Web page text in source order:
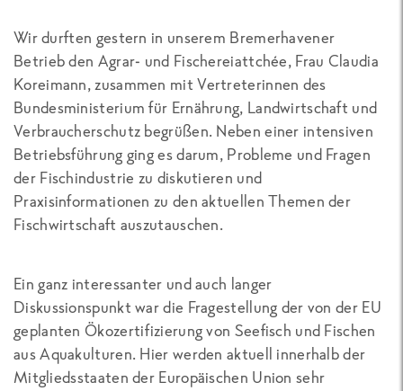
Wir durften gestern in unserem Bremerhavener
Betrieb den Agrar- und Fischereiattchée, Frau Claudia
Koreimann, zusammen mit Vertreterinnen des
Bundesministerium für Ernährung, Landwirtschaft und
Verbraucherschutz begrüßen. Neben einer intensiven
Betriebsführung ging es darum, Probleme und Fragen
der Fischindustrie zu diskutieren und
Praxisinformationen zu den aktuellen Themen der
Fischwirtschaft auszutauschen.
Ein ganz interessanter und auch langer
Diskussionspunkt war die Fragestellung der von der EU
geplanten Ökozertifizierung von Seefisch und Fischen
aus Aquakulturen. Hier werden aktuell innerhalb der
Mitgliedsstaaten der Europäischen Union sehr